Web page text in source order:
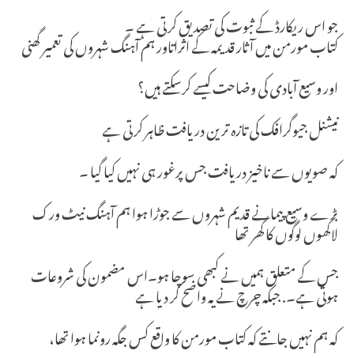
جو اس ریکارڈ کے ثبوت کی تصدیق کرتی ہے ۔
کتاب مورمن میں آثار قدیمہ کے اثراتاور ہم آہنگ شہروں کی تعمیر گھنی
اور وسیع آبادی کی وضاحت کیسے کرسکتے ہیں؟
نیشنل جیوگرافک کی تازہ ترین دریافت ظاہر کرتی ہے
کہ صویوں سے ناخیز دریافت جس پرغور ہی نہیں کیا گیا ۔
بڑے وسیع پیمانے قدیم شہروں سے جوڑا ہوا ہم آہنگ نیٹ ورک
لاکھوں لوگوں کا گھر تھا
جس کے متعلق ہمیں نے کبھی سوچا ہو۔اس مضمون کی شروعات
ہوتی ہے۔. جبکہ چرچ نے یہ واضح کر دیا ہے
کہ ہم نہیں جانتے کہ کتاب مورمن کا واقع کس جگہ رونما ہوا تھا،